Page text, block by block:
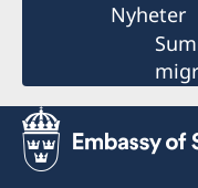
Nyheter